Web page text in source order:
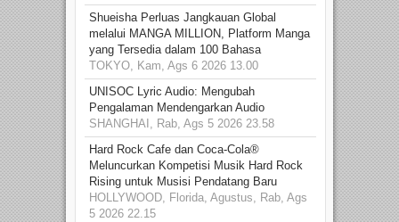
Shueisha Perluas Jangkauan Global
melalui MANGA MILLION, Platform Manga
yang Tersedia dalam 100 Bahasa
TOKYO, Kam, Ags 6 2026 13.00
UNISOC Lyric Audio: Mengubah
Pengalaman Mendengarkan Audio
SHANGHAI, Rab, Ags 5 2026 23.58
Hard Rock Cafe dan Coca-Cola®
Meluncurkan Kompetisi Musik Hard Rock
Rising untuk Musisi Pendatang Baru
HOLLYWOOD, Florida, Agustus, Rab, Ags
5 2026 22.15